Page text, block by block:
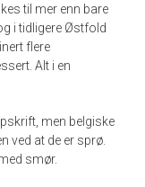
til mer enn bare
i tidligere Østfold
flere
Alt i en
men belgiske
ved at de er sprø.
smør.